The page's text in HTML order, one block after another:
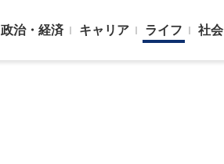
政治・経済 キャリア ライフ 社会